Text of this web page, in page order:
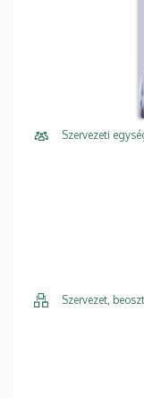
Szervezeti
Szervezet,